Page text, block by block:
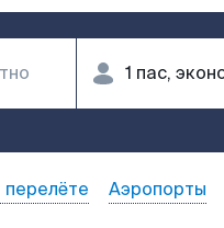
Аэропорты